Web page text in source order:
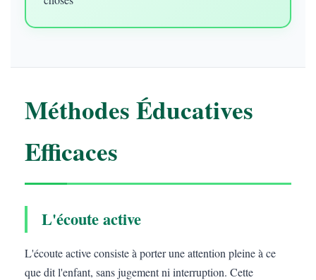
Méthodes Éducatives
Efficaces
L'écoute active
L'écoute active consiste à porter une attention pleine à ce
que dit l'enfant, sans jugement ni interruption. Cette